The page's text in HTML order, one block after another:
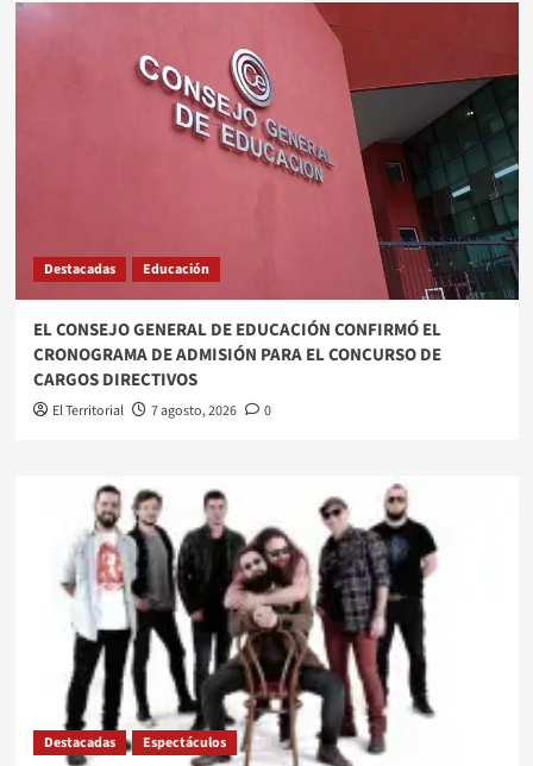
Destacadas Educación
EL CONSEJO GENERAL DE EDUCACIÓN CONFIRMÓ EL
CRONOGRAMA DE ADMISIÓN PARA EL CONCURSO DE
CARGOS DIRECTIVOS
El Territorial 7 agosto, 2026 0
Destacadas Espectáculos